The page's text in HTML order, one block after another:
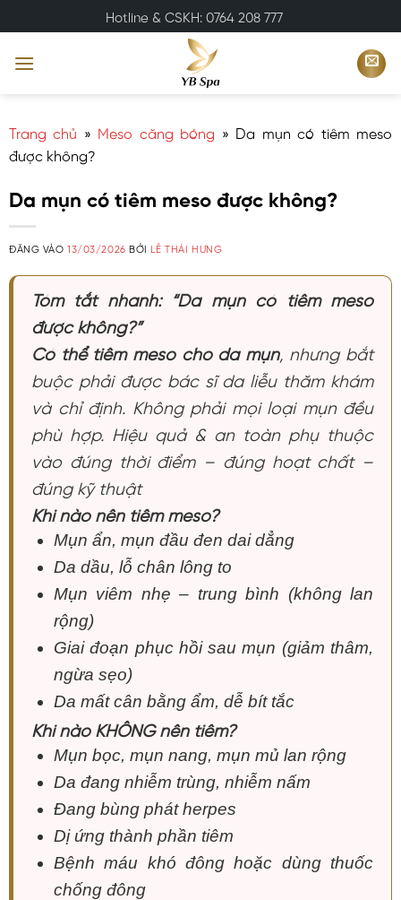
qua
nội
Hotline & CSKH: 0764 208 777
Trang chủ » Meso căng bóng » Da mụn có tiêm meso
được không?
Da mụn có tiêm meso được không?
ĐĂNG VÀO13/03/2026 BỞI LÊ THÁI HƯNG
Tóm tắt nhanh: “Da mụn có tiêm meso
được không?”
Có thể tiêm meso cho da mụn, nhưng bắt
buộc phải được bác sĩ da liễu thăm khám
và chỉ định. Không phải mọi loại mụn đều
phù hợp. Hiệu quả & an toàn phụ thuộc
vào đúng thời điểm – đúng hoạt chất –
đúng kỹ thuật
Khi nào nên tiêm meso?
Mụn ẩn, mụn đầu đen dai dẳng
Da dầu, lỗ chân lông to
Mụn viêm nhẹ – trung bình (không lan
rộng)
Giai đoạn phục hồi sau mụn (giảm thâm,
ngừa sẹo)
Da mất cân bằng ẩm, dễ bít tắc
Khi nào KHÔNG nên tiêm?
Mụn bọc, mụn nang, mụn mủ lan rộng
Da đang nhiễm trùng, nhiễm nấm
Đang bùng phát herpes
Dị ứng thành phần tiêm
Bệnh máu khó đông hoặc dùng thuốc
chống đông